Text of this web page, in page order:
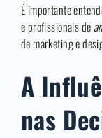
É importante
e profissionais de
de marketing e
A
nas